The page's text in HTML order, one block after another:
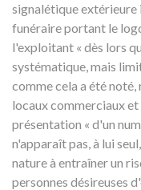
signalétique
funéraire portant le
l'exploitant « dès lors
systématique, mais
comme cela a été
locaux commerciaux
présentation « d'un
n'apparaît pas, à lui
nature à entraîner un
personnes désireuses